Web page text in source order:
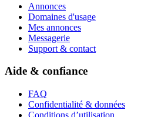
Annonces
Domaines d'usage
Mes annonces
Messagerie
Support & contact
Aide & confiance
FAQ
Confidentialité & données
Conditions d’utilisation